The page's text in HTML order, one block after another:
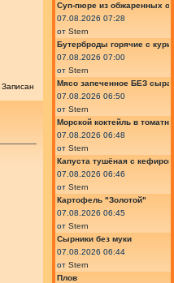
Записан
Суп-пюре из обжаренных
07.08.2026 07:28
от Stern
Бутерброды горячие с
07.08.2026 07:00
от Stern
Мясо запеченное БЕЗ сыра
07.08.2026 06:50
от Stern
Морской коктейль в
07.08.2026 06:48
от Stern
Капуста тушёная с кефиром
07.08.2026 06:46
от Stern
Картофель "Золотой"
07.08.2026 06:45
от Stern
Сырники без муки
07.08.2026 06:44
от Stern
Плов